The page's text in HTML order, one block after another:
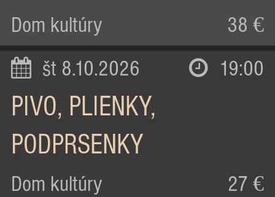
Dom kultúry 38 €
št 8.10.2026 19:00
PIVO, PLIENKY,
PODPRSENKY
Dom kultúry 27 €